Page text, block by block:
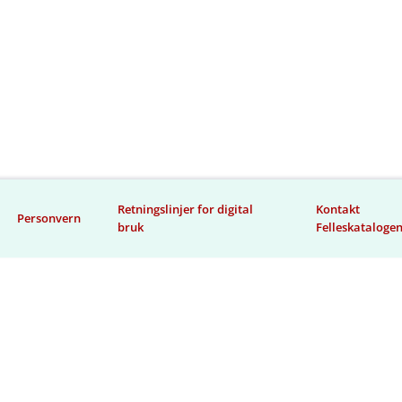
Personvern
Retningslinjer for digital
bruk
Kontakt
Felleskatalogen